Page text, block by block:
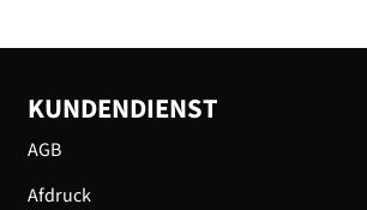
KUNDENDIENST
AGB
Afdruck